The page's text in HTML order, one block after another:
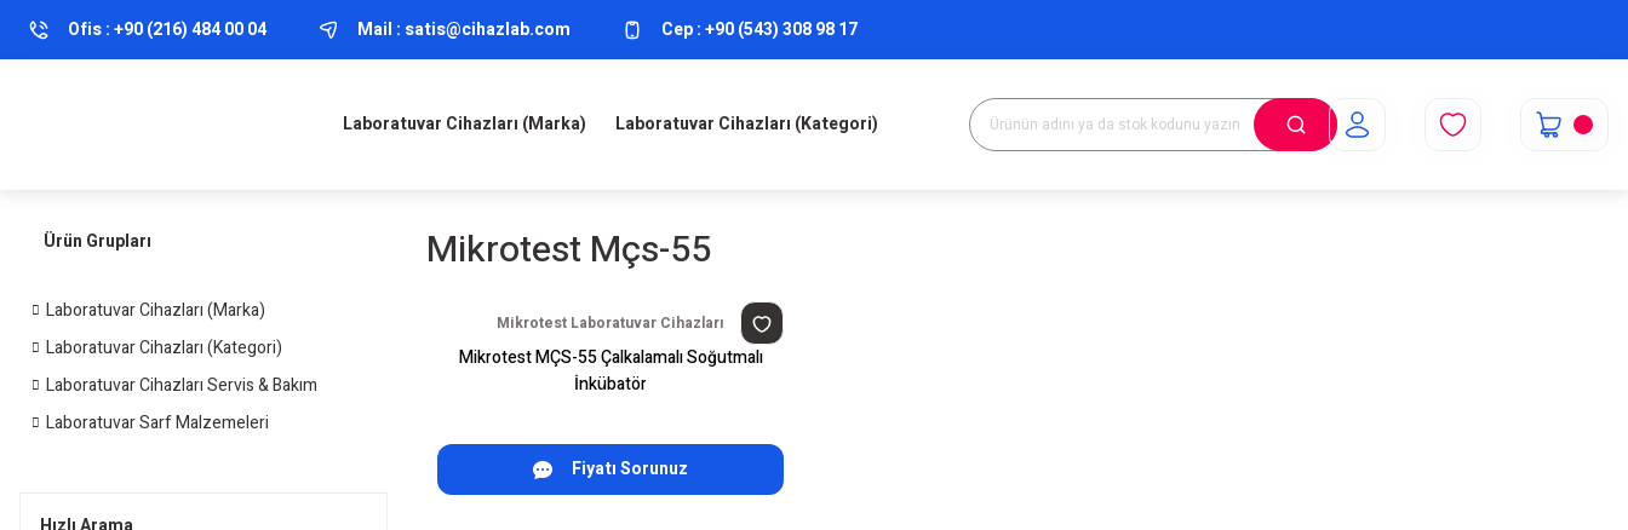
Ofis :+90 (216) 484 00 04 Mail : satis@cihazlab.com Cep :+90 (543) 308 98 17
Laboratuvar Cihazları (Marka) Laboratuvar Cihazları (Kategori)
Ürün Grupları
Laboratuvar Cihazları (Marka)
Laboratuvar Cihazları (Kategori)
Laboratuvar Cihazları Servis & Bakım
Laboratuvar Sarf Malzemeleri
Mikrotest Mçs-55
Mikrotest Laboratuvar Cihazları
Mikrotest MÇS-55 Çalkalamalı Soğutmalı
İnkübatör
Fiyatı Sorunuz